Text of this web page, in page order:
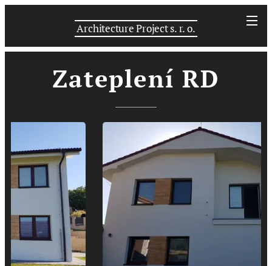
Architecture Project s. r. o.
Zateplení RD